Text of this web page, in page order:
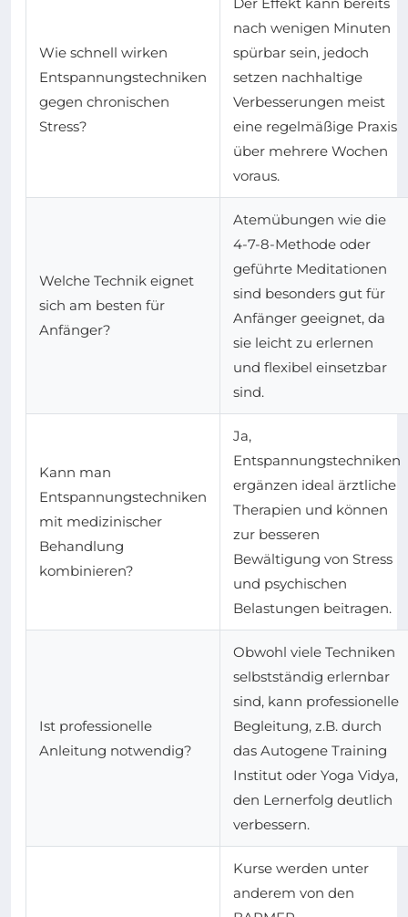
Wie schnell wirken
Entspannungstechniken
gegen chronischen
Stress?
nach wenigen Minuten
spürbar sein, jedoch
setzen nachhaltige
Verbesserungen meist
eine regelmäßige Praxis
über mehrere Wochen
voraus.
Welche Technik eignet
sich am besten für
Anfänger?
Atemübungen wie die
4-7-8-Methode oder
geführte Meditationen
sind besonders gut für
Anfänger geeignet, da
sie leicht zu erlernen
und flexibel einsetzbar
sind.
Kann man
Entspannungstechniken
mit medizinischer
Behandlung
kombinieren?
Ja,
Entspannungstechniken
ergänzen ideal ärztliche
Therapien und können
zur besseren
Bewältigung von Stress
und psychischen
Belastungen beitragen.
Ist professionelle
Anleitung notwendig?
Obwohl viele Techniken
selbstständig erlernbar
sind, kann professionelle
Begleitung, z.B. durch
das Autogene Training
Institut oder Yoga Vidya,
den Lernerfolg deutlich
verbessern.
Kurse werden unter
anderem von den